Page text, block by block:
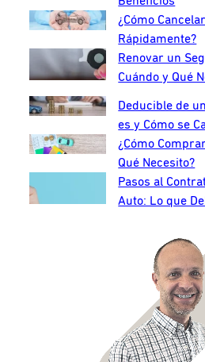
¿Cómo
Rápidamente?
Renovar un
Cuándo y Qué
Deducible de
es y Cómo se
¿Cómo
Qué Necesito?
Pasos al
Auto: Lo que